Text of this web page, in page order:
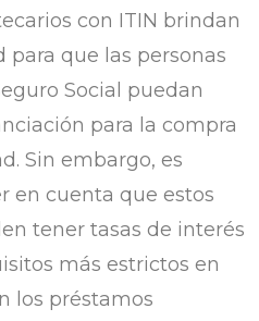
con ITIN brindan
que las personas
Social puedan
para la compra
Sin embargo, es
en cuenta que estos
tener tasas de interés
más estrictos en
los préstamos